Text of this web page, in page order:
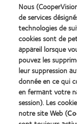
Learn
more
about
Récompense
Silmo
d’Or
du
meilleur
produit
pour
MyDay™
(2013)
Learn
more
about
2012
&
2010
Best
Nous
de services
technologies de
cookies sont de
appareil lorsque
pouvez les
leur suppression
donnée en ce qui
en fermant votre
session). Les
notre site Web (